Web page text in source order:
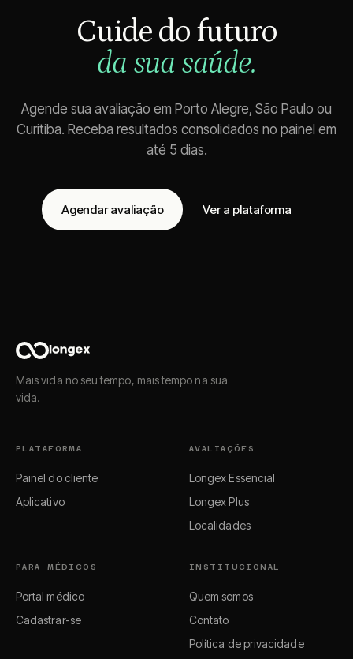
Cuide do futuro
da sua saúde.
Agende sua avaliação em Porto Alegre, São Paulo ou
Curitiba. Receba resultados consolidados no painel em
até 5 dias.
Agendar avaliação Ver a plataforma
Mais vida no seu tempo, mais tempo na sua
vida.
PLATAFORMA
Painel do cliente
Aplicativo
AVALIAÇÕES
Longex Essencial
Longex Plus
Localidades
PARA MÉDICOS
Portal médico
Cadastrar-se
INSTITUCIONAL
Quem somos
Contato
Política de privacidade